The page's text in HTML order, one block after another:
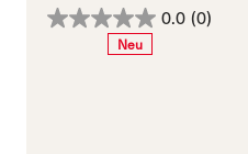
0.0 (0)
Neu